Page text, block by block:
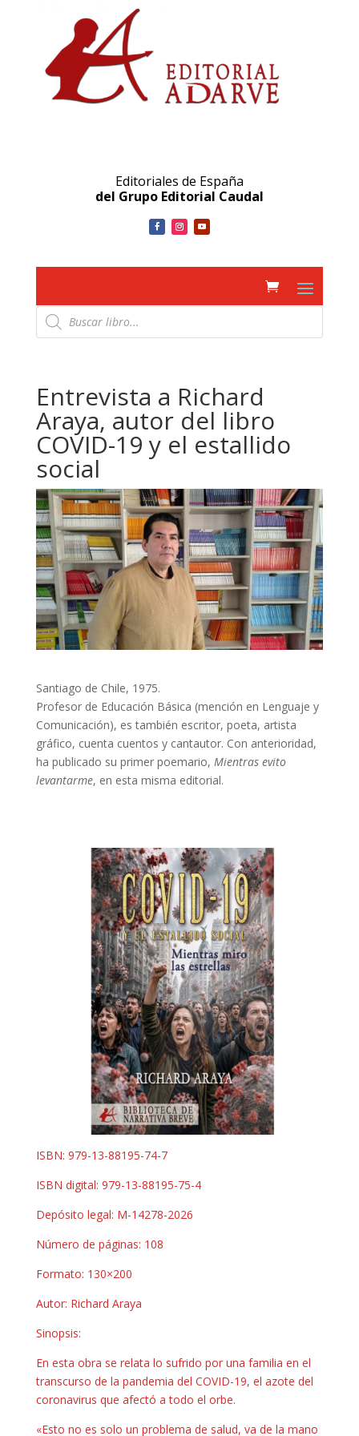
Editoriales de España
del Grupo Editorial Caudal
Búsqueda
de
productos
Entrevista a Richard
Araya, autor del libro
COVID-19 y el estallido
social
Santiago de Chile, 1975.
Profesor de Educación Básica (mención en Lenguaje y
Comunicación), es también escritor, poeta, artista
gráfico, cuenta cuentos y cantautor. Con anterioridad,
ha publicado su primer poemario, Mientras evito
levantarme, en esta misma editorial.
ISBN: 979-13-88195-74-7
ISBN digital: 979-13-88195-75-4
Depósito legal: M-14278-2026
Número de páginas: 108
Formato: 130×200
Autor: Richard Araya
Sinopsis:
En esta obra se relata lo sufrido por una familia en el
transcurso de la pandemia del COVID-19, el azote del
coronavirus que afectó a todo el orbe.
«Esto no es solo un problema de salud, va de la mano